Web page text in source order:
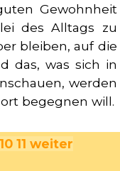
Gewohnheit
des Alltags zu
bleiben, auf die
das, was sich in
werden
begegnen will.
10 11 weiter